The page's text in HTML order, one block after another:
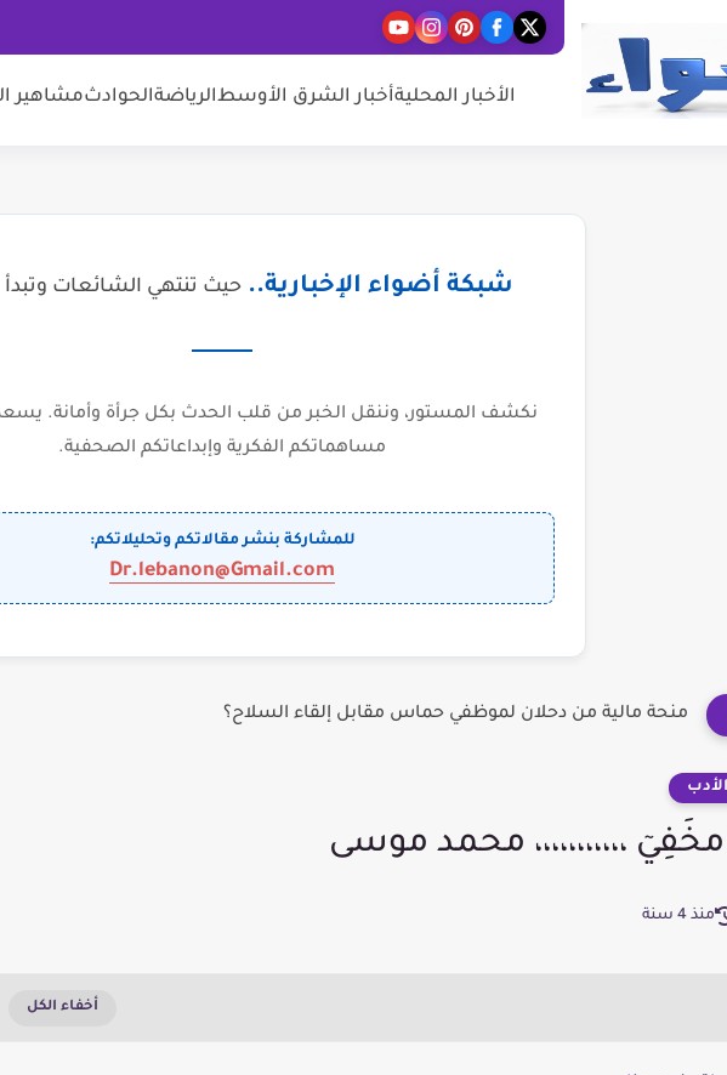
الأخبار المحليةأخبار الشرق الأوسطالرياضةالحوادثمشاهير
شبكة أضواء الإخبارية.. حيث تنتهي الشائعات وتبدأ
نكشف المستور، وننقل الخبر من قلب الحدث بكل جرأة وأمانة.
مساهماتكم الفكرية وإبداعاتكم الصحفية.
للمشاركة بنشر مقالاتكم وتحليلاتكم:
Dr.lebanon@Gmail.com
منحة مالية من دحلان لموظفي حماس مقابل إلقاء السلاح؟
مخَفِيٓ ،،،،،،،،،،، محمد موسى
منذ 4 سنة